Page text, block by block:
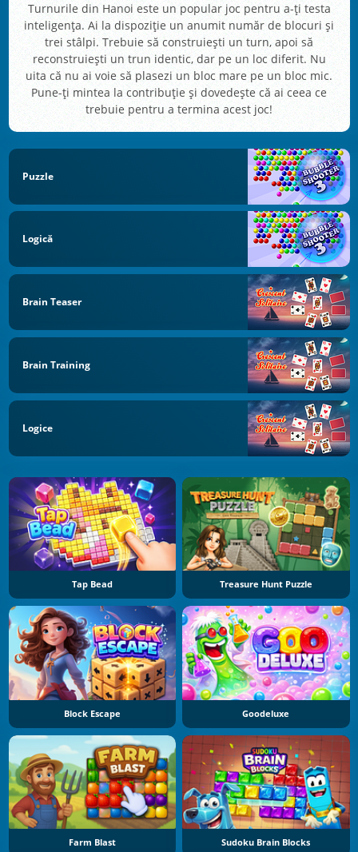
Turnurile din Hanoi este un popular joc pentru a-ți testa
inteligența. Ai la dispoziție un anumit număr de blocuri și
trei stâlpi. Trebuie să construiești un turn, apoi să
reconstruiești un trun identic, dar pe un loc diferit. Nu
uita că nu ai voie să plasezi un bloc mare pe un bloc mic.
Pune-ți mintea la contribuție și dovedește că ai ceea ce
trebuie pentru a termina acest joc!
Puzzle
Logică
Brain Teaser
Brain Training
Logice
Tap Bead Treasure Hunt Puzzle
Block Escape Goodeluxe
Farm Blast Sudoku Brain Blocks